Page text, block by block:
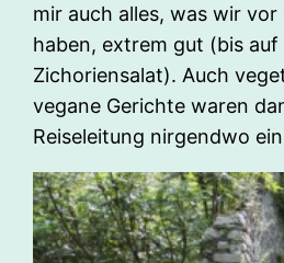
mir auch alles, was wir
haben, extrem gut (bis auf
Zichoriensalat). Auch
vegane Gerichte waren
Reiseleitung nirgendwo